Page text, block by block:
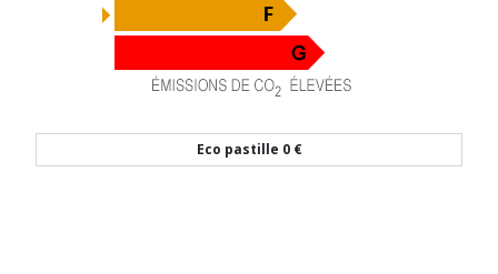
Eco pastille 0 €